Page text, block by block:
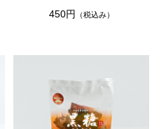
450円 （税込み）